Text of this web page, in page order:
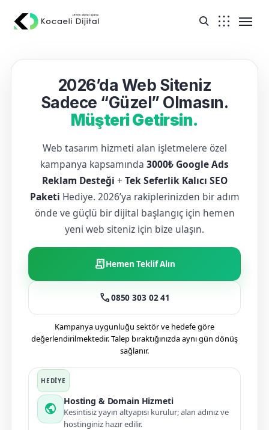
2026’da Web Siteniz
Sadece “Güzel” Olmasın.
Müşteri Getirsin.
Web tasarım hizmeti alan işletmelere özel
kampanya kapsamında 3000₺ Google Ads
Reklam Desteği + Tek Seferlik Kalıcı SEO
Paketi Hediye. 2026’ya rakiplerinizden bir adım
önde ve güçlü bir dijital başlangıç için hemen
yeni web siteniz için bize ulaşın.
receipt_longHemen Teklif Alın
call0850 303 02 41
Kampanya uygunluğu sektör ve hedefe göre
değerlendirilmektedir. Talep bıraktığınızda aynı gün dönüş
sağlanır.
public
Hosting & Domain Hizmeti
Kesintisiz yayın altyapısı kurulur; alan adınız ve
hostinginiz hazır edilir.